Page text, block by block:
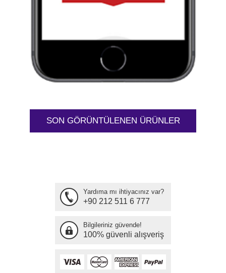
SON GÖRÜNTÜLENEN ÜRÜNLER
Yardıma mı ihtiyacınız var?
+90 212 511 6 777
Bilgileriniz güvende!
100% güvenli alışveriş